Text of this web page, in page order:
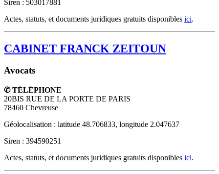
Siren : 503017881
Actes, statuts, et documents juridiques gratuits disponibles ici.
CABINET FRANCK ZEITOUN
Avocats
✆ TÉLÉPHONE
20BIS RUE DE LA PORTE DE PARIS
78460 Chevreuse
Géolocalisation : latitude 48.706833, longitude 2.047637
Siren : 394590251
Actes, statuts, et documents juridiques gratuits disponibles ici.